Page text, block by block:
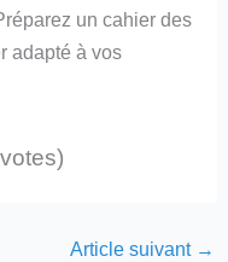
un cahier des
adapté à vos
Article suivant →